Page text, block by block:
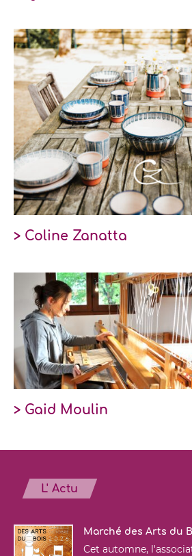
> Coline Zanatta
> Gaid Moulin
L' Actu
Marché des Arts du
Cet automne,